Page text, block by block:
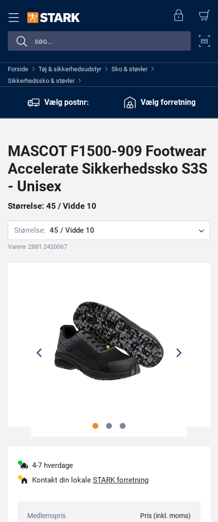
Forside > Tøj & sikkerhedsudstyr > Sko & støvler >
Sikkerhedssko & støvler >
Vælg postnr:
Vælg forretning
MASCOT F1500-909 Footwear
Accelerate Sikkerhedssko S3S
- Unisex
Størrelse: 45 / Vidde 10
Størrelse: 45 / Vidde 10
Varenr. 2881 2420067
4-7 hverdage
Kontakt din lokale STARK forretning
Medlemspris Pris (inkl. moms)